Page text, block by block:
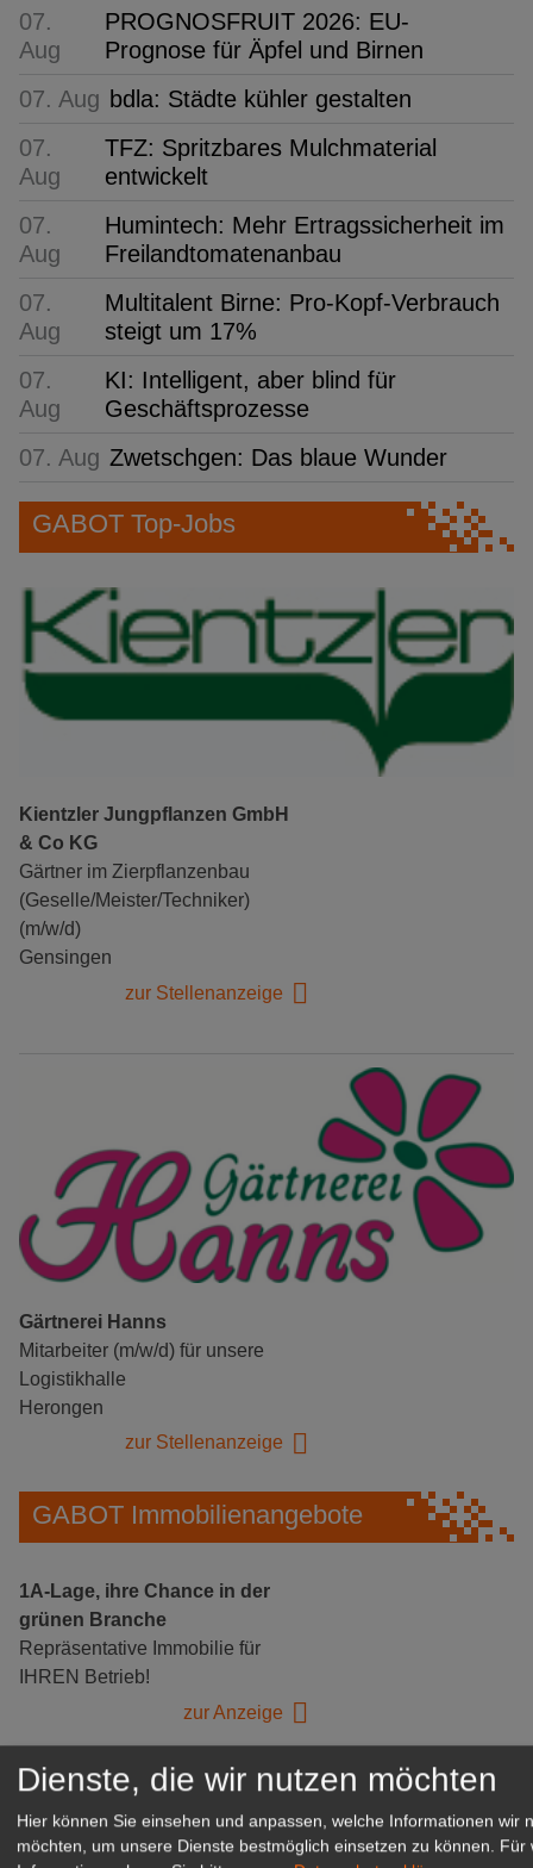
07.
Aug
PROGNOSFRUIT 2026: EU-
Prognose für Äpfel und Birnen
07. Aug bdla: Städte kühler gestalten
07.
Aug
TFZ: Spritzbares Mulchmaterial
entwickelt
07.
Aug
Humintech: Mehr Ertragssicherheit im
Freilandtomatenanbau
07.
Aug
Multitalent Birne: Pro-Kopf-Verbrauch
steigt um 17%
07.
Aug
KI: Intelligent, aber blind für
Geschäftsprozesse
07. Aug Zwetschgen: Das blaue Wunder
GABOT Top-Jobs
Kientzler Jungpflanzen GmbH
& Co KG
Gärtner im Zierpflanzenbau
(Geselle/Meister/Techniker)
(m/w/d)
Gensingen
zur Stellenanzeige
Gärtnerei Hanns
Mitarbeiter (m/w/d) für unsere
Logistikhalle
Herongen
zur Stellenanzeige
GABOT Immobilienangebote
1A-Lage, ihre Chance in der
grünen Branche
Repräsentative Immobilie für
IHREN Betrieb!
zur Anzeige
GABOT Marktplatz
Dienste, die wir nutzen möchten
Hier können Sie einsehen und anpassen, welche Informationen wir
möchten, um unsere Dienste bestmöglich einsetzen zu können.
Für